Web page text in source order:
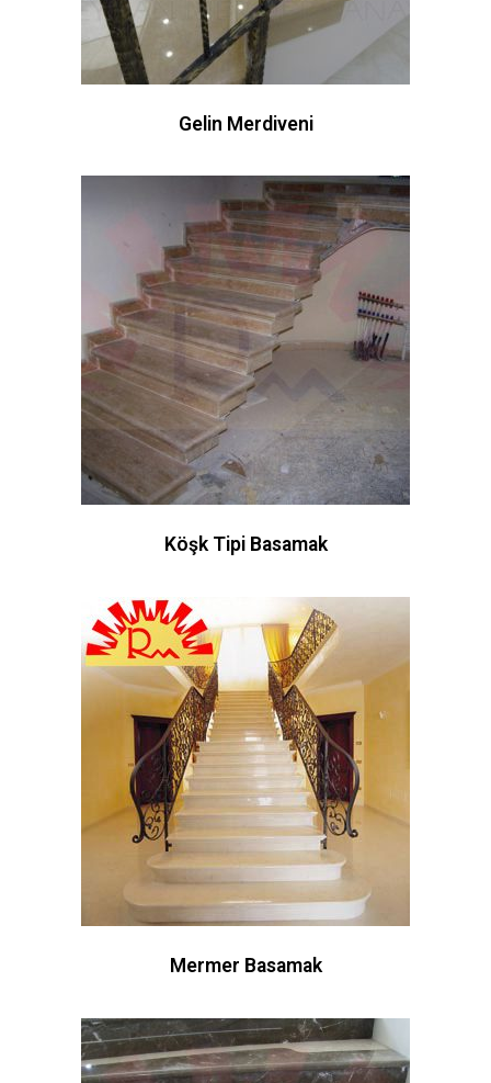
Gelin Merdiveni
Köşk Tipi Basamak
Mermer Basamak